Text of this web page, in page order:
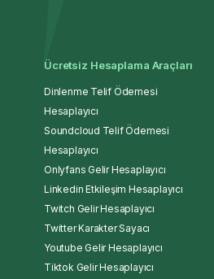
Ücretsiz Hesaplama Araçları
Dinlenme Telif Ödemesi
Hesaplayıcı
Soundcloud Telif Ödemesi
Hesaplayıcı
Onlyfans Gelir Hesaplayıcı
Linkedin Etkileşim Hesaplayıcı
Twitch Gelir Hesaplayıcı
Twitter Karakter Sayacı
Youtube Gelir Hesaplayıcı
Tiktok Gelir Hesaplayıcı